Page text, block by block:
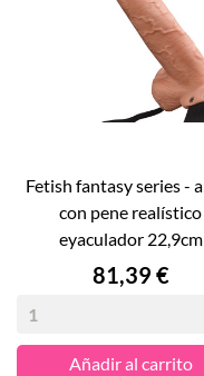
fetish fantasy series - arnés
con pene realístico
eyaculador 22,9cm
Precio
81,39 €
Añadir al carrito